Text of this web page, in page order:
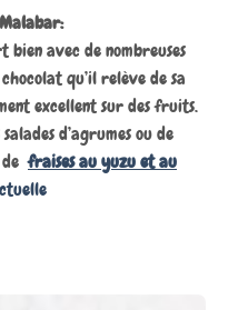
avec de nombreuses
qu’il relève de sa
excellent sur des fruits.
d’agrumes ou de
defraises au yuzu et au